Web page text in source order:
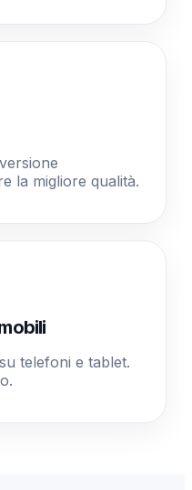
la migliore qualità.
telefoni e tablet.